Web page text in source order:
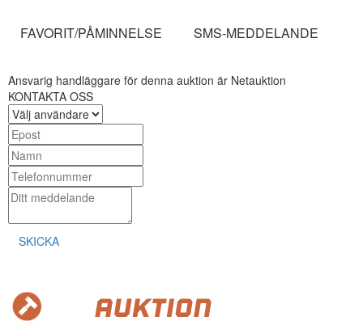
FAVORIT/PÅMINNELSE SMS-MEDDELANDE
Ansvarig handläggare för denna auktion är Netauktion
KONTAKTA OSS
SKICKA